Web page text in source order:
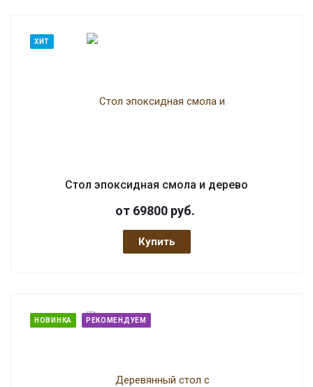
ХИТ
Стол эпоксидная смола и дерево
от 69800 руб.
Купить
НОВИНКА РЕКОМЕНДУЕМ